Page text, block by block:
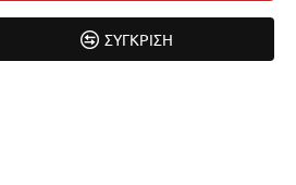
ΣΎΓΚΡΙΣΗ